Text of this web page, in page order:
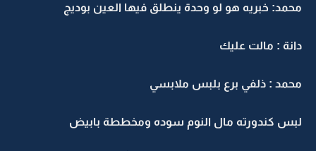
محمد: خبريه هو لو وحدة ينطلق فيها العين بوديج
دانة : مالت عليك
محمد : ذلفي برع بلبس ملابسي
لبس كندورته مال النوم سوده ومخططة بابيض